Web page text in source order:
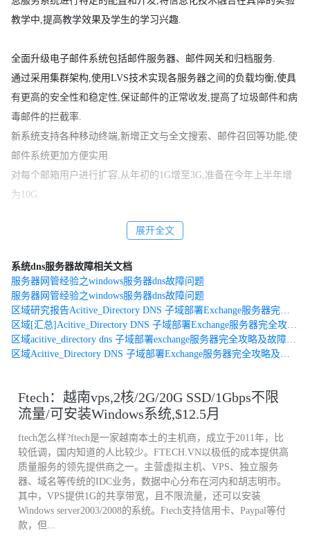
教学中,提高教学效果及学生的学习兴趣.
全面升级电子邮件系统包括邮件服务器、邮件网关和归档服务.
通过采用集群架构,使用LVS技术实现各服务器之间的负载均衡,使具
有更高的安全性和稳定性,保证邮件的正常收发,提高了垃圾邮件和病
毒邮件的拦截率.
新系统支持各种移动终端,新增正文与全文搜索、邮件召回等功能,使
邮件系统更加方便实用.
对每个邮箱用户进行扩容,从年初的1G增至3G,准备在今年上半年增
为10G.
基于FreeBSD平台更新升级DHCP服务器,使得全校范围的上网电脑均
器,实现对根域查询功能,减少对电信等服务器的转发,使得在电信
DNS服务器故障时,学校的网络访问仍能正常进行,较大提高了DNS服
务的可靠性.
不断丰富网站内容,新增了材料科学与工程学院实验中心、机械工程
校信息化大赛网络平台、海洋学院网站、中国中小企业动态数据库
等25个二级网站系统.
较好地完成了多种专用网络如水电节能监测系统、后勤超市、宿舍
热水控制系统、医保系统、高考阅卷工作内部专用网络及监控专
网、财务专用线路网络、图书馆专网、校园监控专用子网、一卡通
系统、智能电表专网等的扩充建设和技术支持维护工作.
展开全文
系统dns服务器故障相关文档
服务器网管经验之windows服务器dns故障问题
服务器网管经验之windows服务器dns故障问题
Ftech：越南vps,2核/2G/20G SSD/1Gbps不限
流量/可安装Windows系统,$12.5月
ftech怎么样?ftech是一家越南本土的主机商，成立于2011年，比
较低调，国内知道的人比较少。FTECH.VN以极低的成本提供高
质量服务的领先提供商之一。主营虚拟主机、VPS、独立服务
器、域名等传统的IDC业务，数据中心分布在河内和胡志明市。
其中，VPS提供1G的共享带宽，且不限流量，还可以安装
Windows server2003/2008的系统。Ftech支持信用卡、Paypal等付
款，但...